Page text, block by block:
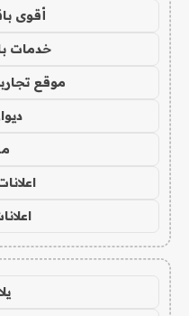
أقوى
خدمات با
موقع